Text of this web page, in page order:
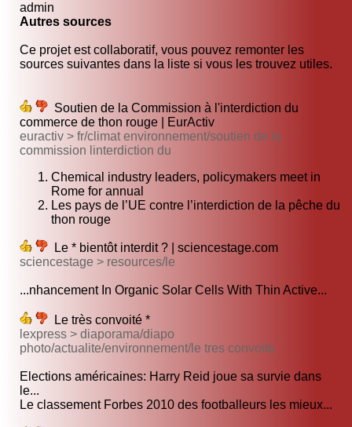
admin
Autres sources
Ce projet est collaboratif, vous pouvez remonter les
sources suivantes dans la liste si vous les trouvez utiles.
Soutien de la Commission à l'interdiction du
commerce de thon rouge | EurActiv
euractiv > fr/climat environnement/soutien de la
commission linterdiction du
Chemical industry leaders, policymakers meet in
Rome for annual
Les pays de l’UE contre l’interdiction de la pêche du
thon rouge
Le * bientôt interdit ? | sciencestage.com
sciencestage > resources/le
...nhancement In Organic Solar Cells With Thin Active...
Le très convoité *
lexpress > diaporama/diapo
photo/actualite/environnement/le tres convoite
Elections américaines: Harry Reid joue sa survie dans
le...
Le classement Forbes 2010 des footballeurs les mieux...